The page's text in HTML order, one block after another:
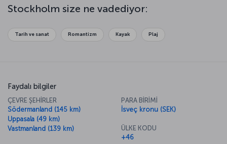
göstermediği, karın yerden kalkmadığı kış aylarında, buz tutmuş
Malaren Gölü üzerinde, kuğuları andıran zarafetle buz pateni
tat alacağınız “Müzeler Kenti” Stockholm’ü gezdikten sonra kendinizi
Stockholm size ne vadediyor:
Tarih ve sanat Romantizm Kayak Plaj
Faydalı bilgiler
ÇEVRE ŞEHİRLER
Södermanland (145 km)
Uppasala (49 km)
Vastmanland (139 km)
PARA BİRİMİ
İsveç kronu (SEK)
ÜLKE KODU
+46